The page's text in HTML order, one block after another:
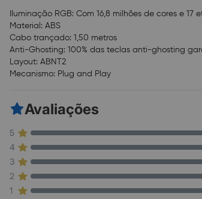
Iluminação RGB: Com 16,8 milhões de cores e 17
Material: ABS
Cabo trançado: 1,50 metros
Anti-Ghosting: 100% das teclas anti-ghosting
Layout: ABNT2
Mecanismo: Plug and Play
Avaliações
5
4
3
2
1